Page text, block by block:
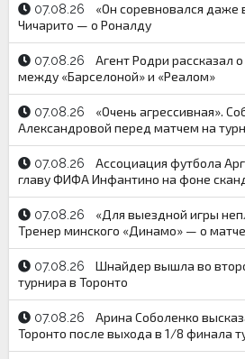
07.08.26
«Он соревновался даже
Чичарито — о Роналду
07.08.26
Агент Родри рассказал
между «Барселоной» и «Реалом»
07.08.26
«Очень агрессивная».
Александровой перед матчем на
07.08.26
Ассоциация футбола
главу ФИФА Инфантино на фоне
07.08.26
«Для выездной игры
Тренер минского «Динамо» — о
07.08.26
Шнайдер вышла во
турнира в Торонто
07.08.26
Арина Соболенко
Торонто после выхода в 1/8 финала